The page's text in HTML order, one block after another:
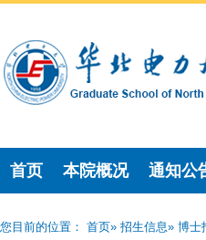
首页 本院概况 通知公
您目前的位置： 首页» 招生信息» 博士